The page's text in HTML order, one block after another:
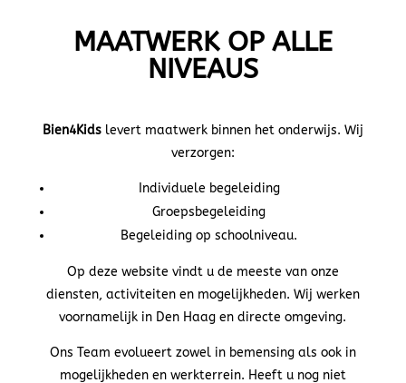
MAATWERK OP ALLE
NIVEAUS
Bien4Kidslevert maatwerk binnen het onderwijs. Wij
verzorgen:
Individuele begeleiding
Groepsbegeleiding
Begeleiding op schoolniveau.
Op deze website vindt u de meeste van onze
diensten, activiteiten en mogelijkheden. Wij werken
voornamelijk in Den Haag en directe omgeving.
Ons Team evolueert zowel in bemensing als ook in
mogelijkheden en werkterrein. Heeft u nog niet